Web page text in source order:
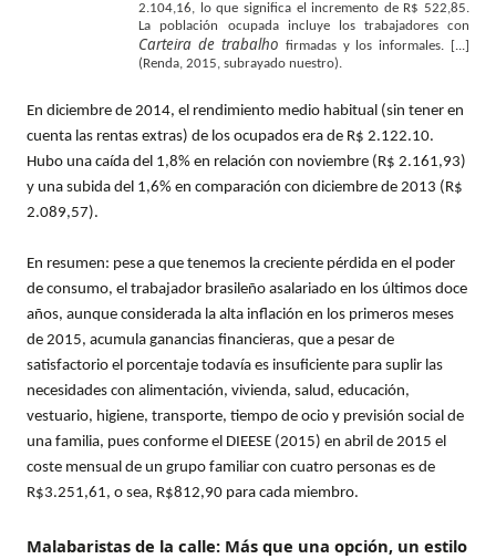
2.104,16, lo que significa el incremento de R$ 522,85.
La población ocupada incluye los trabajadores con
Carteira de trabalho firmadas y los informales. [...]
(Renda, 2015, subrayado nuestro).
En diciembre de 2014, el rendimiento medio habitual (sin tener en
cuenta las rentas extras) de los ocupados era de R$ 2.122.10.
Hubo una caída del 1,8% en relación con noviembre (R$ 2.161,93)
y una subida del 1,6% en comparación con diciembre de 2013 (R$
2.089,57).
En resumen: pese a que tenemos la creciente pérdida en el poder
de consumo, el trabajador brasileño asalariado en los últimos doce
años, aunque considerada la alta inflación en los primeros meses
de 2015, acumula ganancias financieras, que a pesar de
satisfactorio el porcentaje todavía es insuficiente para suplir las
necesidades con alimentación, vivienda, salud, educación,
vestuario, higiene, transporte, tiempo de ocio y previsión social de
una familia, pues conforme el DIEESE (2015) en abril de 2015 el
coste mensual de un grupo familiar con cuatro personas es de
R$3.251,61, o sea, R$812,90 para cada miembro.
Malabaristas de la calle: Más que una opción, un estilo